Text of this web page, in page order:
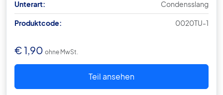
Unterart: Condensslang
Produktcode: 0020TU-1
€1,90 ohne MwSt.
Teil ansehen